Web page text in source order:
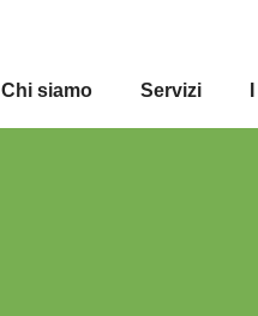
Chi siamo Servizi